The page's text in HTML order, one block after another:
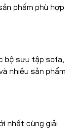
phẩm phù hợp
bộ sưu tập sofa,
nhiều sản phẩm
nhất cùng giải